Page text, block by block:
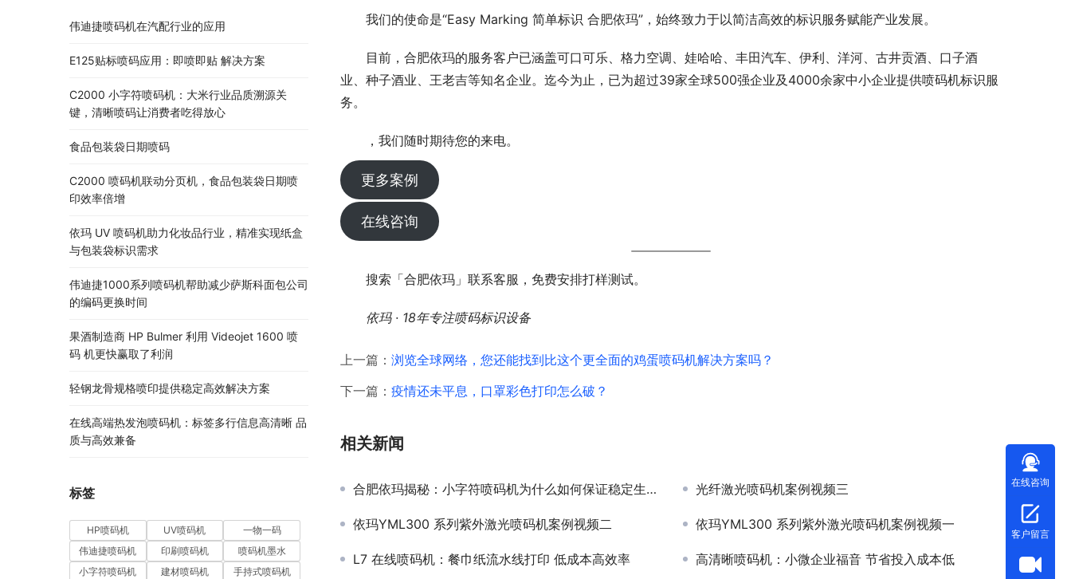
我们的使命是“Easy Marking 简单标识 合肥依玛”，始终致力于以简洁高效的标识服务赋能产业发展。
目前，合肥依玛的服务客户已涵盖可口可乐、格力空调、娃哈哈、丰田汽车、伊利、洋河、古井贡酒、口子酒
业、种子酒业、王老吉等知名企业。迄今为止，已为超过39家全球500强企业及4000余家中小企业提供喷码机标识服
务。
，我们随时期待您的来电。
更多案例
在线咨询
搜索「合肥依玛」联系客服，免费安排打样测试。
依玛 · 18年专注喷码标识设备
上一篇： 浏览全球网络，您还能找到比这个更全面的鸡蛋喷码机解决方案吗？
下一篇： 疫情还未平息，口罩彩色打印怎么破？
相关新闻
合肥依玛揭秘：小字符喷码机为什么如何保证稳定生产？ 光纤激光喷码机案例视频三
依玛YML300 系列紫外激光喷码机案例视频二 依玛YML300 系列紫外激光喷码机案例视频一
L7 在线喷码机：餐巾纸流水线打印 低成本高效率 高清晰喷码机：小微企业福音 节省投入成本低
伟迪捷喷码机在汽配行业的应用
E125贴标喷码应用：即喷即贴 解决方案
C2000 小字符喷码机：大米行业品质溯源关
键，清晰喷码让消费者吃得放心
食品包装袋日期喷码
C2000 喷码机联动分页机，食品包装袋日期喷
印效率倍增
依玛 UV 喷码机助力化妆品行业，精准实现纸盒
与包装袋标识需求
伟迪捷1000系列喷码机帮助减少萨斯科面包公司
的编码更换时间
果酒制造商 HP Bulmer 利用 Videojet 1600 喷
码 机更快赢取了利润
轻钢龙骨规格喷印提供稳定高效解决方案
在线高端热发泡喷码机：标签多行信息高清晰 品
质与高效兼备
标签
HP喷码机 UV喷码机
一物一码
伟迪捷喷码机
印刷喷码机
喷码机墨水
小字符喷码机
建材喷码机
手持式喷码机
在线咨询
客户留言